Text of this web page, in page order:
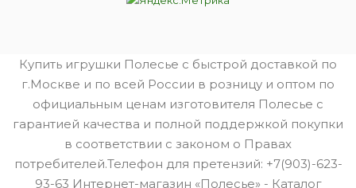
Купить игрушки Полесье с быстрой доставкой по
г.Москве и по всей России в розницу и оптом по
официальным ценам изготовителя Полесье с
гарантией качества и полной поддержкой покупки
в соответствии с законом о Правах
потребителей.Телефон для претензий: +7(903)-623-
93-63 Интернет-магазин «Полесье» - Каталог